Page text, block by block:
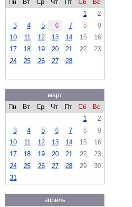
Пн Вт Ср Чт Пт Сб
Вс
1
2
3
4 5 6 7 8
9
10
11 12 13 14 15
16
17
18 19 20 21 22
23
24
25 26 27 28
март
Пн
Вт Ср Чт Пт Сб
Вс
1
2
3
4 5 6 7 8
9
10
11 12 13 14 15
16
17
18 19 20 21 22
23
24
25 26 27 28 29
30
31
апрель